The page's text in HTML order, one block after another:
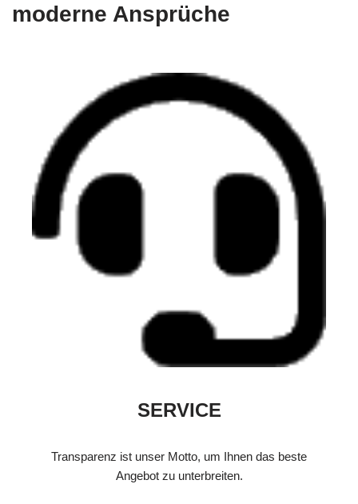
moderne Ansprüche
SERVICE
Transparenz ist unser Motto, um Ihnen das beste
Angebot zu unterbreiten.